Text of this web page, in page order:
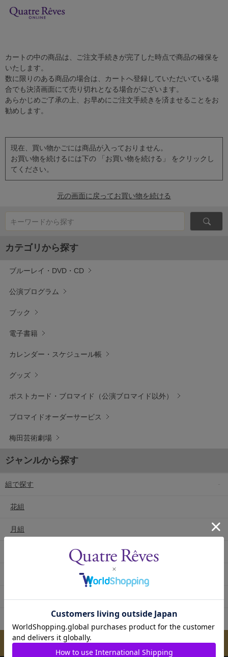
カートの中の商品は、ご注文手続きが完了した時点で商品の確保を
いたします。
数に限りのある商品の場合は、カートへ登録していただいている場
合でも決済画面にて売り切れとなる場合がございます。
あらかじめご了承の上、お早めにご注文手続きを済ませることをお
勧めします。
現在、買い物かごには商品が入っておりません。
お買い物を続けるには下の 「お買い物を続ける」 をクリックし
てください。
元の画面に戻ってお買い物を続ける
キーワードから探す
カテゴリから探す
ブルーレイ・DVD・CD
公演プログラム
ブック
電子書籍
カレンダー・スケジュール帳
グッズ
ポストカード・ブロマイド（公演ブロマイド以外）
ブロマイドオーダーサービス
梅田芸術劇場
ジャンルから探す
組で探す
花組
月組
メールマガジンのご案内